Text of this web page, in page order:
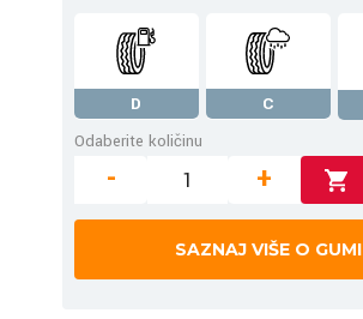
D C
Odaberite količinu
- +
SAZNAJ VIŠE O GUMI